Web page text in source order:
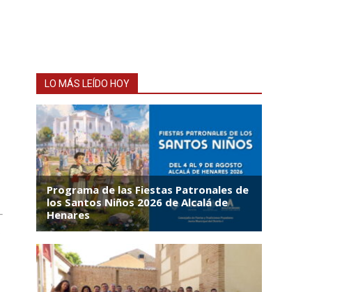
LO MÁS LEÍDO HOY